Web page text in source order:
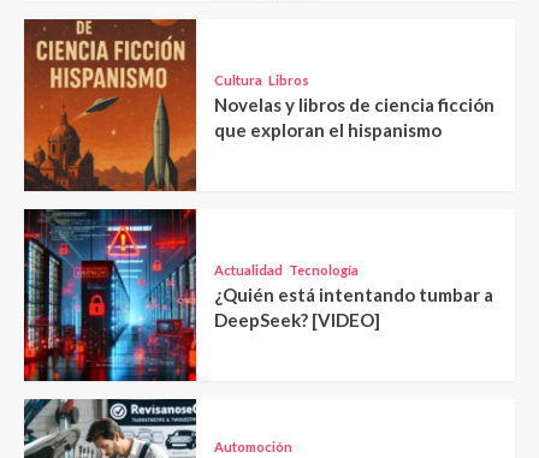
Cultura Libros
Novelas y libros de ciencia ficción
que exploran el hispanismo
Actualidad Tecnología
¿Quién está intentando tumbar a
DeepSeek? [VIDEO]
Automoción